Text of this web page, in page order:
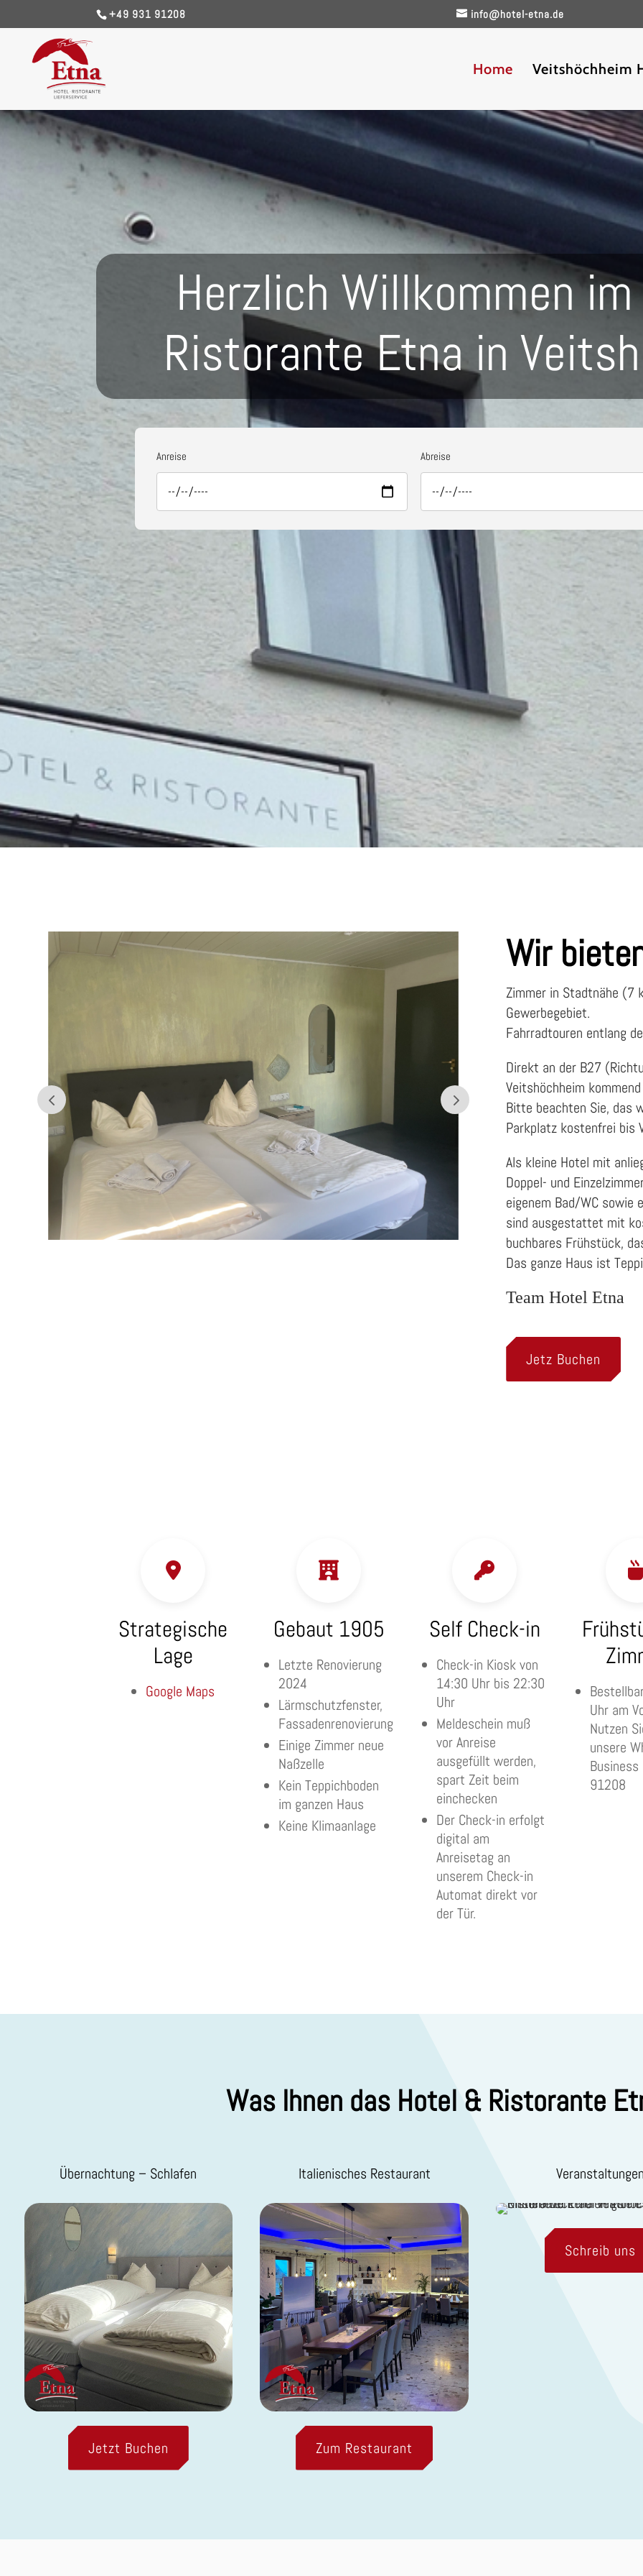
+49 931 91208 info@hotel-etna.de
Home Veitshöchheim
Herzlich Willkommen
Ristorante Etna in
Anreise Abreise
Wir
Zimmer in Stadtnähe (7
Gewerbegebiet.
Fahrradtouren entlang
Direkt an der B27
Veitshöchheim
Bitte beachten Sie, das
Parkplatz kostenfrei bis
Als kleine Hotel mit
Doppel- und
eigenem Bad/WC sowie
sind ausgestattet mit
buchbares Frühstück,
Das ganze Haus ist
Team Hotel Etna
Jetz Buchen
Strategische
Lage
Google Maps
Gebaut 1905
Letzte Renovierung
2024
Lärmschutzfenster,
Fassadenrenovierung
Einige Zimmer neue
Naßzelle
Kein Teppichboden
im ganzen Haus
Keine Klimaanlage
Self Check-in
Check-in Kiosk von
14:30 Uhr bis 22:30
Uhr
Meldeschein muß
vor Anreise
ausgefüllt werden,
spart Zeit beim
einchecken
Der Check-in erfolgt
digital am
Anreisetag an
unserem Check-in
Automat direkt vor
der Tür.
Uhr am
Nutzen
unsere
91208
Was Ihnen das Hotel & Ristorante
Übernachtung – Schlafen
Jetzt Buchen
Italienisches Restaurant
Zum Restaurant
Schreib uns